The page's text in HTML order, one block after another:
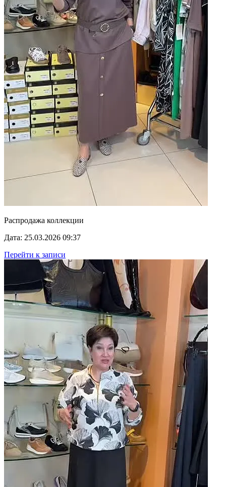
Распродажа коллекции
Дата: 25.03.2026 09:37
Перейти к записи